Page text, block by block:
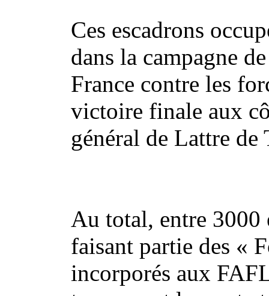
Ces escadrons
dans la campagne
France contre les
victoire finale aux
général de Lattre de
Au total, entre 3000
faisant partie des «
incorporés aux